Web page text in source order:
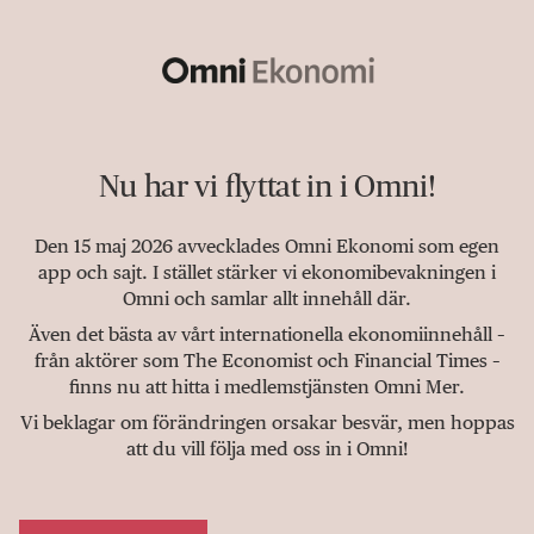
Nu har vi flyttat in i Omni!
Den 15 maj 2026 avvecklades Omni Ekonomi som egen
app och sajt. I stället stärker vi ekonomibevakningen i
Omni och samlar allt innehåll där.
Även det bästa av vårt internationella ekonomiinnehåll –
från aktörer som The Economist och Financial Times –
finns nu att hitta i medlemstjänsten Omni Mer.
Vi beklagar om förändringen orsakar besvär, men hoppas
att du vill följa med oss in i Omni!